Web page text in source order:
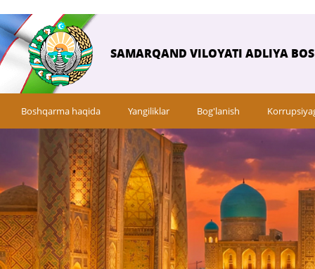
SAMARQAND VILOYATI ADLIYA
Boshqarma haqida Yangiliklar Bog'lanish